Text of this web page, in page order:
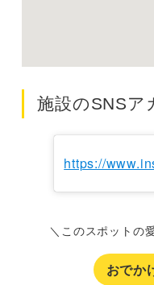
施設のSNSア
https://
＼このスポットの
おでか